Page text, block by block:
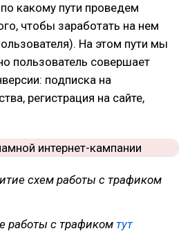
какому пути проведем
чтобы заработать на нем
На этом пути мы
пользователь совершает
подписка на
регистрация на сайте,
схем работы с трафиком
работы с трафиком тут